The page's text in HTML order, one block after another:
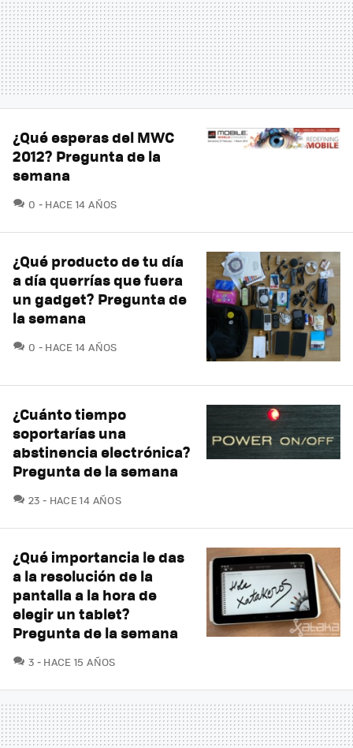
¿Qué esperas del MWC
2012? Pregunta de la
semana
0 COMENTARIOS
HACE 14 AÑOS
¿Qué producto de tu día
a día querrías que fuera
un gadget? Pregunta de
la semana
0 COMENTARIOS
HACE 14 AÑOS
¿Cuánto tiempo
soportarías una
abstinencia electrónica?
Pregunta de la semana
23 COMENTARIOS
HACE 14 AÑOS
¿Qué importancia le das
a la resolución de la
pantalla a la hora de
elegir un tablet?
Pregunta de la semana
3 COMENTARIOS
HACE 15 AÑOS